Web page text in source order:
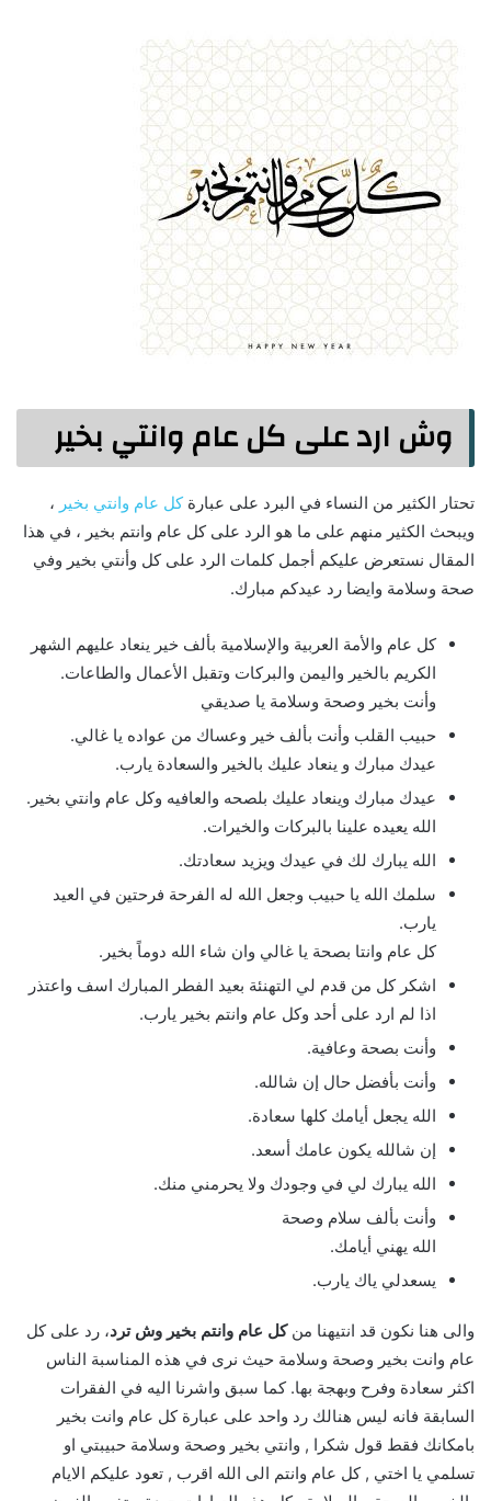
وش ارد على كل عام وانتي بخير
تحتار الكثير من النساء في البرد على عبارةكل عام وانتي بخير ،
ويبحث الكثير منهم على ما هو الرد على كل عام وانتم بخير ، في هذا
المقال نستعرض عليكم أجمل كلمات الرد على كل وأنتي بخير وفي
صحة وسلامة وايضا رد عيدكم مبارك.
كل عام والأمة العربية والإسلامية بألف خير ينعاد عليهم الشهر
الكريم بالخير واليمن والبركات وتقبل الأعمال والطاعات.
وأنت بخير وصحة وسلامة يا صديقي
حبيب القلب وأنت بألف خير وعساك من عواده يا غالي.
عيدك مبارك و ينعاد عليك بالخير والسعادة يارب.
عيدك مبارك وينعاد عليك بلصحه والعافيه وكل عام وانتي بخير.
الله يعيده علينا بالبركات والخيرات.
الله يبارك لك في عيدك ويزيد سعادتك.
سلمك الله يا حبيب وجعل الله له الفرحة فرحتين في العيد
يارب.
كل عام وانتا بصحة يا غالي وان شاء الله دوماً بخير.
اشكر كل من قدم لي التهنئة بعيد الفطر المبارك اسف واعتذر
اذا لم ارد على أحد وكل عام وانتم بخير يارب.
وأنت بصحة وعافية.
وأنت بأفضل حال إن شالله.
الله يجعل أيامك كلها سعادة.
إن شالله يكون عامك أسعد.
الله يبارك لي في وجودك ولا يحرمني منك.
وأنت بألف سلام وصحة
الله يهني أيامك.
يسعدلي ياك يارب.
والى هنا نكون قد انتيهنا منكل عام وانتم بخير وش ترد، رد على كل
عام وانت بخير وصحة وسلامة حيث نرى في هذه المناسبة الناس
اكثر سعادة وفرح وبهجة بها. كما سبق واشرنا اليه في الفقرات
السابقة فانه ليس هنالك رد واحد على عبارة كل عام وانت بخير
بامكانك فقط قول شكرا , وانتي بخير وصحة وسلامة حبيبتي او
تسلمي يا اختي , كل عام وانتم الى الله اقرب , تعود عليكم الايام